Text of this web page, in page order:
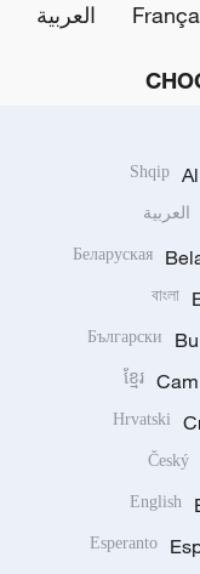
العربية
Shqip
العربية
Беларуская
বাংলা
Български
ខ្មែរ
Hrvatski
Český
English
Esperanto